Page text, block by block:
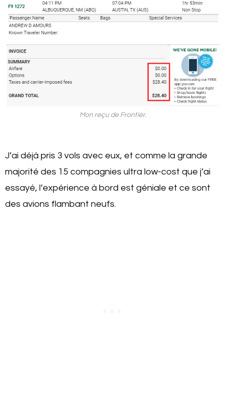
Mon reçu de Frontier.
J’ai déjà pris 3 vols avec eux, et comme la grande
majorité des 15 compagnies ultra low-cost que j’ai
essayé, l’expérience à bord est géniale et ce sont
des avions flambant neufs.